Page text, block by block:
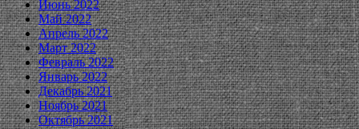
Июнь 2022
Май 2022
Апрель 2022
Март 2022
Февраль 2022
Январь 2022
Декабрь 2021
Ноябрь 2021
Октябрь 2021